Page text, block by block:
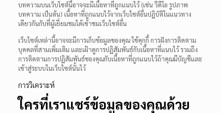
บทความบนเว็บไซต์นี้อาจจะมีเนื้อหาที่ถูกแนบไว้ (เช่น วีดีโอ รูปภาพ
บทความ เป็นต้น) เนื้อหาที่ถูกแนบไว้จากเว็บไซต์อื่นปฏิบัติในแนวทาง
เดียวกันกับที่ผู้เยี่ยมชมได้เข้าชมเว็บไซต์อื่น
เว็บไซต์เหล่านี้อาจจะมีการเก็บข้อมูลของคุณ ใช้คุกกี้ การฝังการติดตาม
บุคคลที่สามเพิ่มเติม และเฝ้าดูการปฏิสัมพันธ์กับเนื้อหาที่แนบไว้ รวมถึง
การติดตามการปฏิสัมพันธ์ของคุณกับเนื้อหาที่ถูกแนบไว้ถ้าคุณมีบัญชีและ
เข้าสู่ระบบในเว็บไซต์นั้นไว้
การวิเคราะห์
ใครที่เราแชร์ข้อมูลของคุณด้วย